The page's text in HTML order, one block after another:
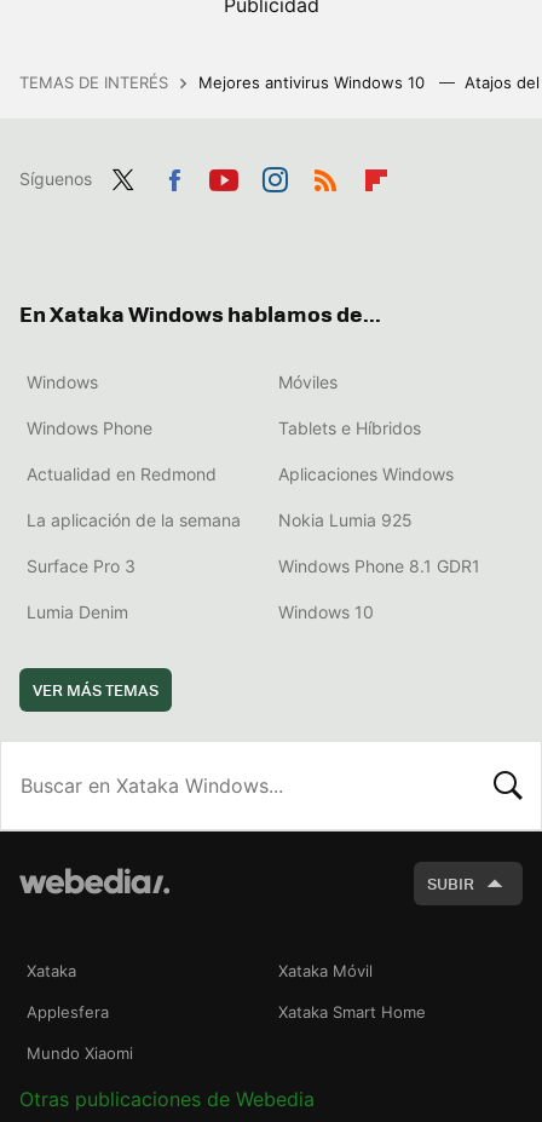
TEMAS DE INTERÉS Mejores antivirus Windows 10 Atajos
Síguenos
En Xataka Windows hablamos de...
Windows Móviles
Windows Phone Tablets e Híbridos
Actualidad en Redmond Aplicaciones Windows
La aplicación de la semana Nokia Lumia 925
Surface Pro 3 Windows Phone 8.1 GDR1
Lumia Denim Windows 10
VER MÁS TEMAS
SUBIR
Xataka Xataka Móvil
Applesfera Xataka Smart Home
Mundo Xiaomi
Otras publicaciones de Webedia